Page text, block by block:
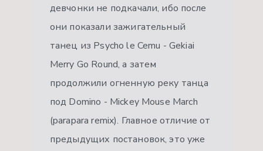
девчонки не подкачали, ибо после
они показали зажигательный
танец из Psycho le Cemu - Gekiai
Merry Go Round, а затем
продолжили огненную реку танца
под Domino - Mickey Mouse March
(parapara remix). Главное отличие от
предыдущих постановок, это уже